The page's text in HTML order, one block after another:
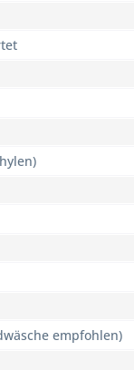
empfohlen)